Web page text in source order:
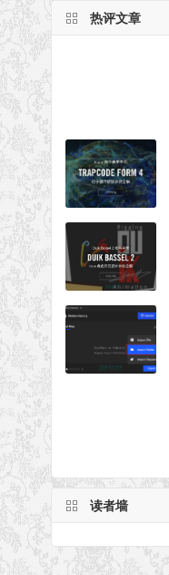
热评文章
读者墙